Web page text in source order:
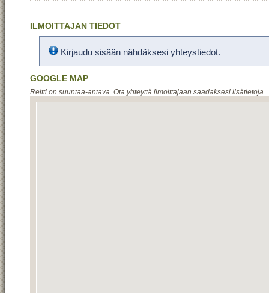
ILMOITTAJAN TIEDOT
Kirjaudu sisään nähdäksesi yhteystiedot.
GOOGLE MAP
Reitti on suuntaa-antava. Ota yhteyttä ilmoittajaan saadaksesi lisätietoja.